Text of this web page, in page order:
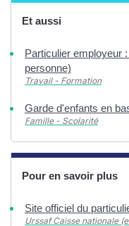
Et aussi
Particulier employeur
personne)
Travail - Formation
Garde d'enfants en
Famille - Scolarité
Pour en savoir plus
Site officiel du
Urssaf Caisse nationale